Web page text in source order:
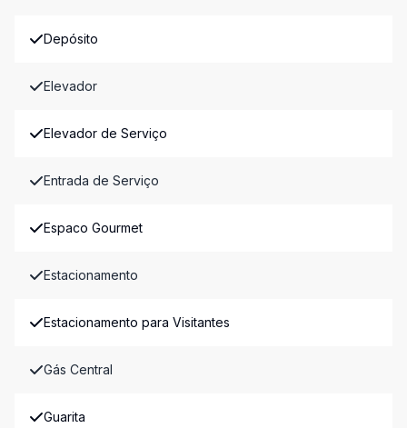
Depósito
Elevador
Elevador de Serviço
Entrada de Serviço
Espaco Gourmet
Estacionamento
Estacionamento para Visitantes
Gás Central
Guarita